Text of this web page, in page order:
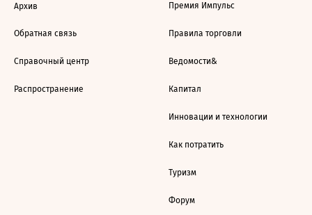
Архив
Обратная связь
Справочный центр
Распространение
Премия Импульс
Правила торговли
Ведомости&
Капитал
Инновации и технологии
Как потратить
Туризм
Форум